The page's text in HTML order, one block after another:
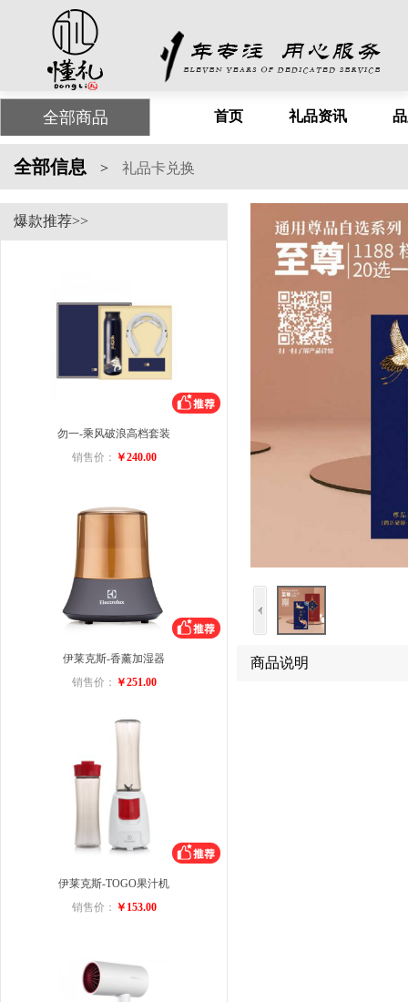
全部商品 首页 礼品资讯
全部信息 > 礼品卡兑换
爆款推荐>>
勿一-乘风破浪高档套装
销售价： ￥240.00
伊莱克斯-香薰加湿器
销售价： ￥251.00
伊莱克斯-TOGO果汁机
销售价： ￥153.00
商品说明